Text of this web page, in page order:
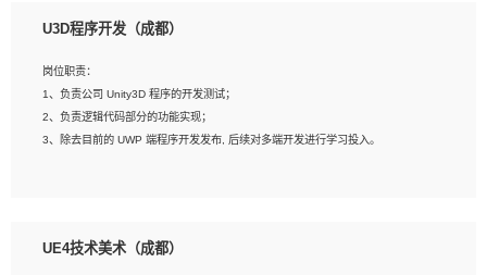
U3D程序开发（成都）
岗位职责：
1、负责公司 Unity3D 程序的开发测试；
2、负责逻辑代码部分的功能实现；
3、除去目前的 UWP 端程序开发发布, 后续对多端开发进行学习投入。
2、熟练掌握 Unity3D 程序开发，精通 C# 语言开发；
UE4技术美术（成都）